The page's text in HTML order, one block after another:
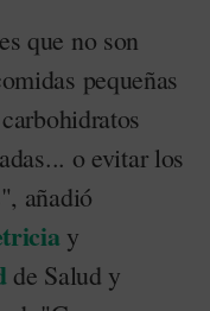
que no son
pequeñas
o evitar los
añadió
y
de Salud y